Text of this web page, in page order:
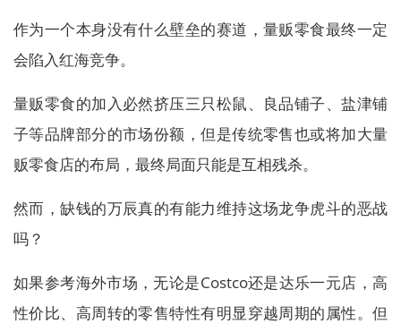
作为一个本身没有什么壁垒的赛道，量贩零食最终一定
会陷入红海竞争。
量贩零食的加入必然挤压三只松鼠、良品铺子、盐津铺
子等品牌部分的市场份额，但是传统零售也或将加大量
贩零食店的布局，最终局面只能是互相残杀。
然而，缺钱的万辰真的有能力维持这场龙争虎斗的恶战
吗？
如果参考海外市场，无论是Costco还是达乐一元店，高
性价比、高周转的零售特性有明显穿越周期的属性。但